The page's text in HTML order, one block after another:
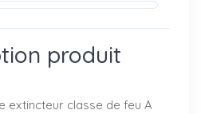
produit
extincteur classe de feu A